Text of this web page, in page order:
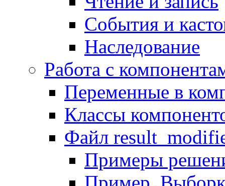
События и
Наследование
Работа с
Переменные в
Классы
Файл
Примеры